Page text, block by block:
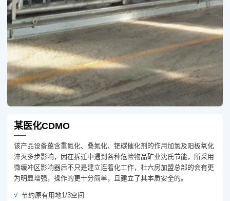
某医化CDMO
该产品设备蕴含重氮化、叠氮化、钯碳催化剂的作用加氢及阳极氧化
淬灭多步影响，因在拆迁中遇到各种危险物品矿业沈氏节能，所采用
微缓冲区影响器后不只是建立连着化工作，杜六房加盟总部的会有更
为明显增强，操作的更十分简单，且建立了其本质安全的。
节约原有用地1/3空间